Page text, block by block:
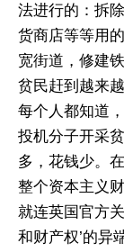
法进行的：拆
货商店等等用
宽街道，修建
贫民赶到越来
每个人都知道
投机分子开采
多，花钱少。
整个资本主义
就连英国官方
和财产权’的异